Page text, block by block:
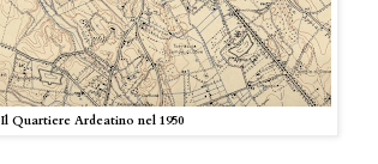
Il Quartiere Ardeatino nel 1950